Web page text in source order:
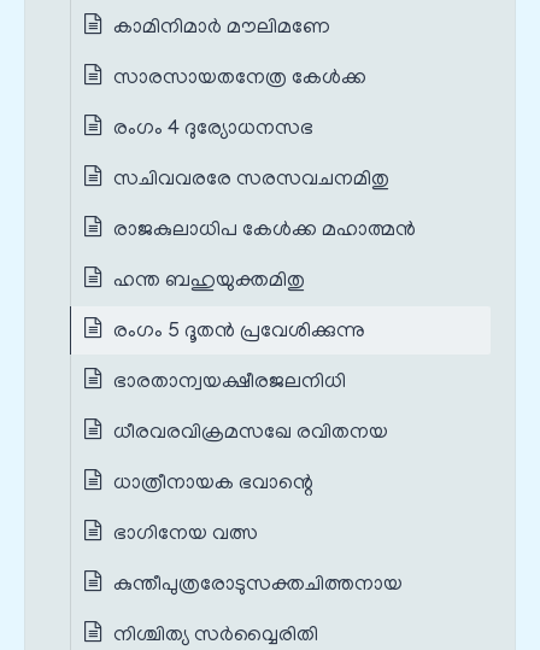
കാമിനിമാർ മൗലിമണേ
സാരസായതനേത്ര കേൾക്ക
രംഗം 4 ദുര്യോധനസഭ
സചിവവരരേ സരസവചനമിതു
രാജകുലാധിപ കേൾക്ക മഹാത്മൻ
ഹന്ത ബഹുയുക്തമിതു
രംഗം 5 ദൂതൻ പ്രവേശിക്കുന്നു
ഭാരതാന്വയക്ഷീരജലനിധി
ധീരവരവിക്രമസഖേ രവിതനയ
ധാത്രീനായക ഭവാന്റെ
ഭാഗിനേയ വത്സ
കുന്തീപുത്രരോടുസക്തചിത്തനായ
നിശ്ചിത്യ സർവ്വൈരിതി